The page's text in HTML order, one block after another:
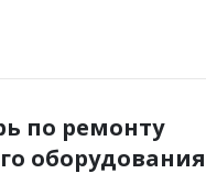
по ремонту
оборудования